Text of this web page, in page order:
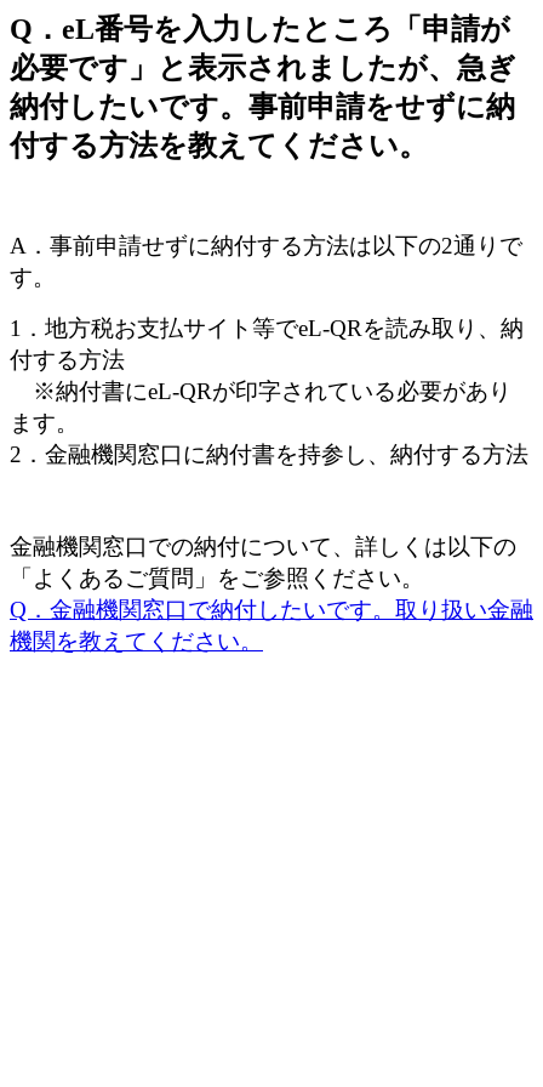
Q．eL番号を入力したところ「申請が
必要です」と表示されましたが、急ぎ
納付したいです。事前申請をせずに納
付する方法を教えてください。
A．事前申請せずに納付する方法は以下の2通りで
す。
1．地方税お支払サイト等でeL-QRを読み取り、納
付する方法
※納付書にeL-QRが印字されている必要があり
ます。
2．金融機関窓口に納付書を持参し、納付する方法
金融機関窓口での納付について、詳しくは以下の
「よくあるご質問」をご参照ください。
Q．金融機関窓口で納付したいです。取り扱い金融
機関を教えてください。